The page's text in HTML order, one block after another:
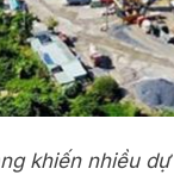
khiến nhiều